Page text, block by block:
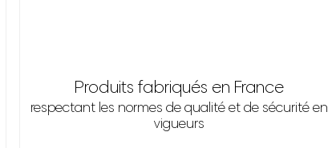
Produits fabriqués en France
respectant les normes de qualité et de sécurité en
vigueurs